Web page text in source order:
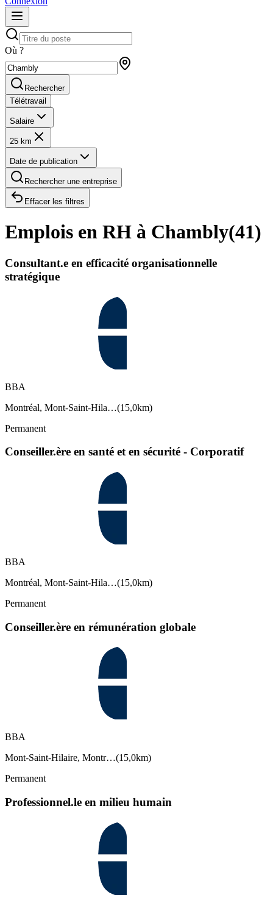
Où ?
Rechercher
Télétravail
Salaire
25 km
Date de publication
Rechercher une entreprise
Effacer les filtres
Emplois en RH à Chambly(41)
Consultant.e en efficacité organisationnelle
stratégique
BBA
Montréal, Mont-Saint-Hila…(15,0km)
Permanent
Conseiller.ère en santé et en sécurité - Corporatif
BBA
Montréal, Mont-Saint-Hila…(15,0km)
Permanent
Conseiller.ère en rémunération globale
BBA
Mont-Saint-Hilaire, Montr…(15,0km)
Permanent
Professionnel.le en milieu humain